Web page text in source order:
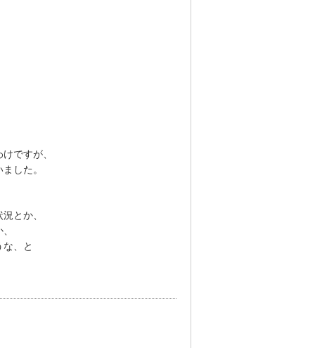
ですが、
した。
とか、
、と